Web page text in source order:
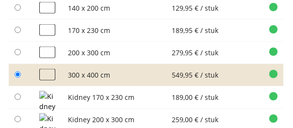
140 x 200 cm 129,95 € / stuk
170 x 230 cm 189,95 € / stuk
200 x 300 cm 279,95 € / stuk
300 x 400 cm 549,95 € / stuk
Kidney 170 x 230 cm 189,00 € / stuk
Kidney 200 x 300 cm 259,00 € / stuk